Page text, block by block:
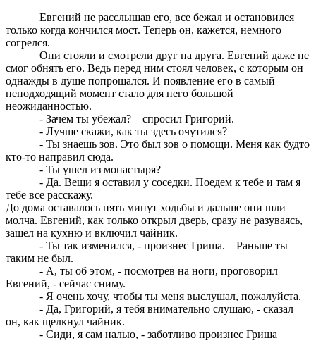
Евгений не расслышав его, все бежал и остановился
только когда кончился мост. Теперь он, кажется, немного
согрелся.
Они стояли и смотрели друг на друга. Евгений даже не
смог обнять его. Ведь перед ним стоял человек, с которым он
однажды в душе попрощался. И появление его в самый
неподходящий момент стало для него большой
неожиданностью.
- Зачем ты убежал? – спросил Григорий.
- Лучше скажи, как ты здесь очутился?
- Ты знаешь зов. Это был зов о помощи. Меня как будто
кто-то направил сюда.
- Ты ушел из монастыря?
- Да. Вещи я оставил у соседки. Поедем к тебе и там я
тебе все расскажу.
До дома оставалось пять минут ходьбы и дальше они шли
молча. Евгений, как только открыл дверь, сразу не разуваясь,
зашел на кухню и включил чайник.
- Ты так изменился, - произнес Гриша. – Раньше ты
таким не был.
- А, ты об этом, - посмотрев на ноги, проговорил
Евгений, - сейчас сниму.
- Я очень хочу, чтобы ты меня выслушал, пожалуйста.
- Да, Григорий, я тебя внимательно слушаю, - сказал
он, как щелкнул чайник.
- Сиди, я сам налью, - заботливо произнес Гриша